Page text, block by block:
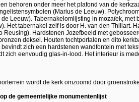
behoren onder meer het plafond van de
(Marius de Leeuw).
Leeuw). Tabernakelomlijsting in mozaïek,
Het tabernakel zelf is door H. van den Thillart.
Reusing). Hardstenen Jozefbeeld met
deksel. Houten tochtportalen en dito
zich een hardstenen wandfontein met
zich eenvoudig glas-in-lood. Het interieur is
wordt de kerk omzoomd door
de gemeentelijke monumentenlijst